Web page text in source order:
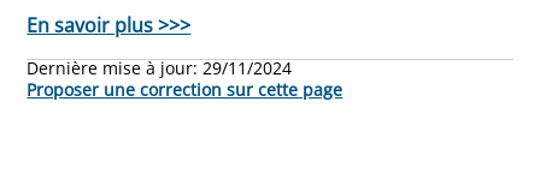
En savoir plus >>>
Dernière mise à jour:29/11/2024
Proposer une correction sur cette page